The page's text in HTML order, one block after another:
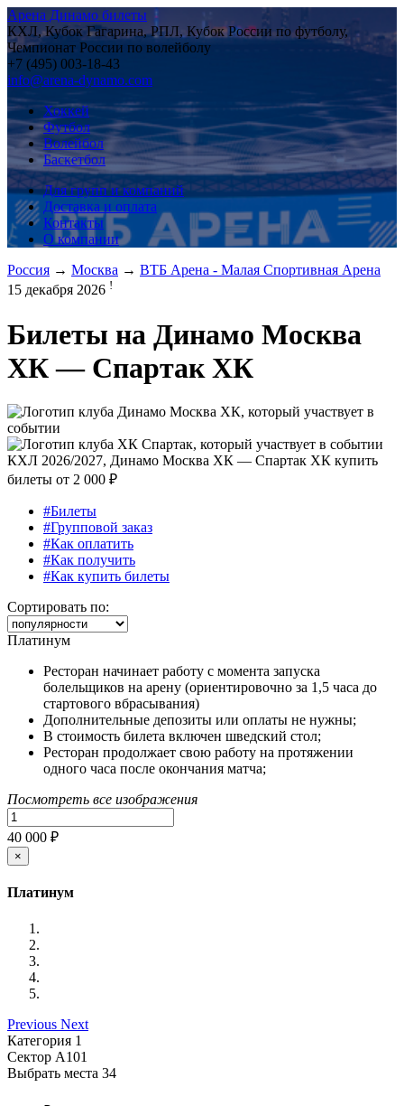
Арена Динамо билеты
КХЛ, Кубок Гагарина, РПЛ, Кубок России по футболу,
Чемпионат России по волейболу
+7 (495) 003-18-43
info@arena-dynamo.com
Хоккей
Футбол
Волейбол
Баскетбол
Для групп и компаний
Доставка и оплата
Контакты
О компании
Россия → Москва → ВТБ Арена - Малая Спортивная Арена
15 декабря 2026 !
Билеты на Динамо Москва
ХК — Спартак ХК
КХЛ 2026/2027, Динамо Москва ХК — Спартак ХК купить
билеты от 2 000 ₽
#Билеты
#Групповой заказ
#Как оплатить
#Как получить
#Как купить билеты
Сортировать по:
Платинум
Ресторан начинает работу с момента запуска
болельщиков на арену (ориентировочно за 1,5 часа до
стартового вбрасывания)
Дополнительные депозиты или оплаты не нужны;
В стоимость билета включен шведский стол;
Ресторан продолжает свою работу на протяжении
одного часа после окончания матча;
Посмотреть все изображения
40 000 ₽
×
Платинум
Previous Next
Категория 1
Сектор А101
Выбрать места 34